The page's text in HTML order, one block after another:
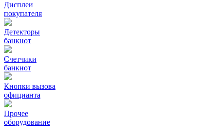
Дисплеи
покупателя
Детекторы
банкнот
Счетчики
банкнот
Кнопки вызова
официанта
Прочее
оборудование